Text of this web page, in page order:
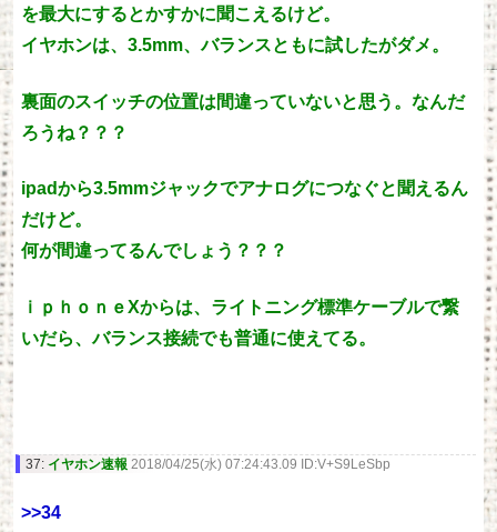
を最大にするとかすかに聞こえるけど。
イヤホンは、3.5mm、バランスともに試したがダメ。
裏面のスイッチの位置は間違っていないと思う。なんだ
ろうね？？？
ipadから3.5mmジャックでアナログにつなぐと聞えるん
だけど。
何が間違ってるんでしょう？？？
ｉｐｈｏｎｅXからは、ライトニング標準ケーブルで繋
いだら、バランス接続でも普通に使えてる。
37: イヤホン速報 2018/04/25(水) 07:24:43.09 ID:V+S9LeSbp
>>34